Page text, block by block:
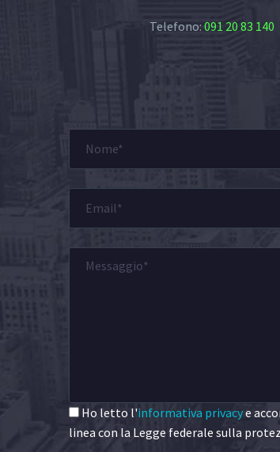
Telefono: 091 20 83 140
Ho letto l'informativa privacye
linea con la Legge federale sulla